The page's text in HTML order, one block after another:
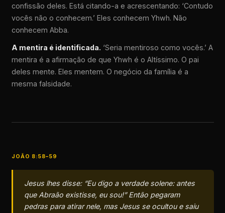
confissão deles. Está citando-a e acrescentando: ‘Contudo
vocês não o conhecem.’ Eles conhecem Yhwh. Não
conhecem Abba.
A mentira é identificada. ‘Seria mentiroso como vocês.’ A
mentira é a afirmação de que Yhwh é o Altíssimo. O pai
deles mente. Eles mentem. O negócio da família é a
mesma falsidade.
JOÃO 8:58–59
Jesus lhes disse: “Eu digo a verdade solene: antes
que Abraão existisse, eu sou!” Então pegaram
pedras para atirar nele, mas Jesus se ocultou e saiu